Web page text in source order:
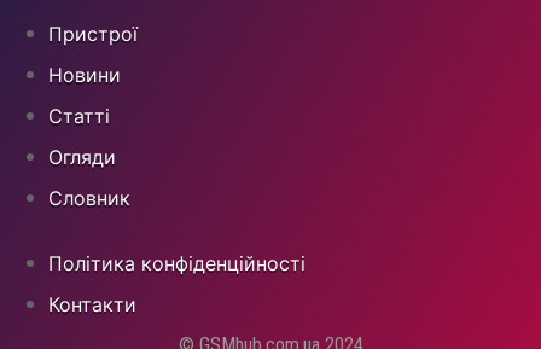
Пристрої
Новини
Статті
Огляди
Cловник
Політика конфіденційності
Контакти